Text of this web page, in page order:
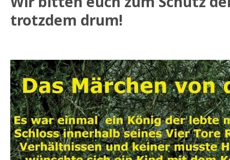
trotzdem drum!